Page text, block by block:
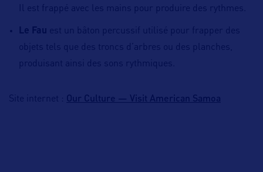
Il est frappé avec les mains pour produire des rythmes.
Le Fau est un bâton percussif utilisé pour frapper des
objets tels que des troncs d’arbres ou des planches,
produisant ainsi des sons rythmiques.
Site internet : Our Culture — Visit American Samoa